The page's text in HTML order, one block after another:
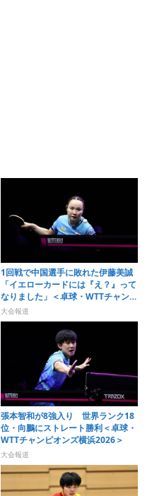
1回戦で中国選手に敗れた伊藤美誠
「イエローカードには『え？』って
なりました」＜卓球・WTTチャンピ
オンズ横浜2026＞
大会報道
張本智和が8強入り 世界ランク18
位・向鵬にストレート勝利＜卓球・
WTTチャンピオンズ横浜2026＞
大会報道